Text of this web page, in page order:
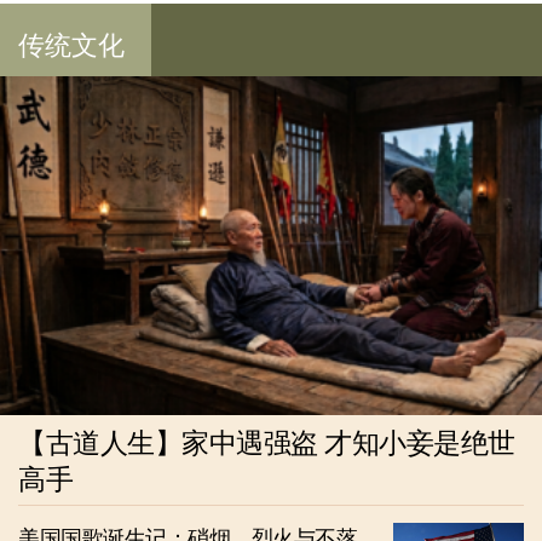
传统文化
【古道人生】家中遇强盗 才知小妾是绝世
高手